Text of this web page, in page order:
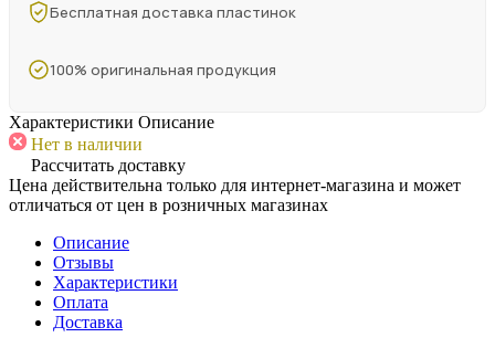
Бесплатная доставка пластинок
100% оригинальная продукция
Характеристики Описание
Нет в наличии
Рассчитать доставку
Цена действительна только для интернет-магазина и может
отличаться от цен в розничных магазинах
Описание
Отзывы
Характеристики
Оплата
Доставка